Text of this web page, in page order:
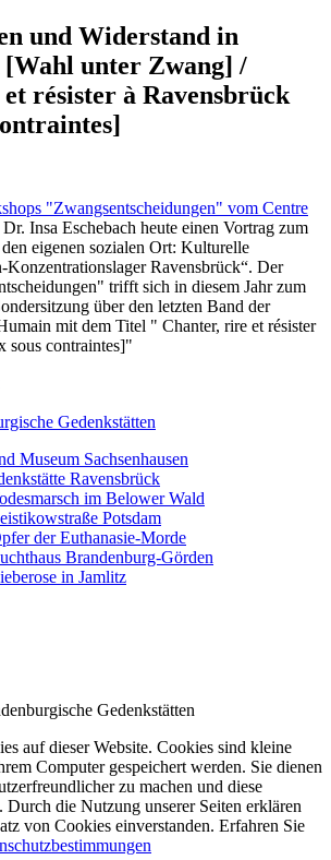
und Widerstand in
[Wahl unter Zwang] /
résister à Ravensbrück
"Zwangsentscheidungen" vom Centre
Insa Eschebach heute einen Vortrag zum
eigenen sozialen Ort: Kulturelle
Ravensbrück“. Der
trifft sich in diesem Jahr zum
über den letzten Band der
mit dem Titel " Chanter, rire et résister
sous contraintes]"
Museum Sachsenhausen
Ravensbrück
im Belower Wald
Potsdam
der Euthanasie-Morde
Brandenburg-Görden
in Jamlitz
Gedenkstätten
auf dieser Website. Cookies sind kleine
Computer gespeichert werden. Sie dienen
zu machen und diese
Durch die Nutzung unserer Seiten erklären
von Cookies einverstanden. Erfahren Sie